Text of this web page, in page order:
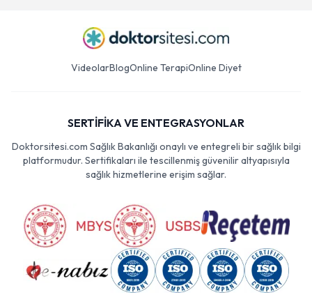
VideolarBlogOnline TerapiOnline Diyet
SERTİFİKA VE ENTEGRASYONLAR
Doktorsitesi.com Sağlık Bakanlığı onaylı ve entegreli bir sağlık bilgi
platformudur. Sertifikaları ile tescillenmiş güvenilir altyapısıyla
sağlık hizmetlerine erişim sağlar.